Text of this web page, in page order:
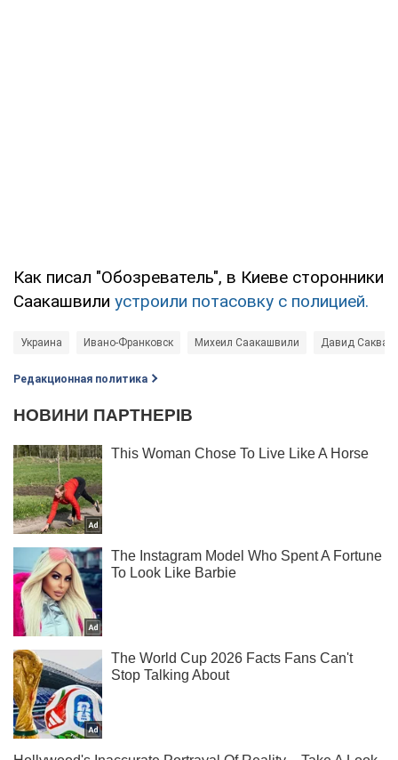
Как писал "Обозреватель", в Киеве сторонники
Саакашвили устроили потасовку с полицией.
Украина Ивано-Франковск Михеил Саакашвили Давид
Редакционная политика